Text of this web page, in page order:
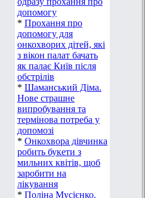
допомогу
* Прохання про
допомогу для
онкохворих дітей, які
з вікон палат бачать
як палає Київ після
обстрілів
* Шаманський Діма.
Нове страшне
випробування та
термінова потреба у
допомозі
* Онкохвора дівчинка
робить букети з
мильних квітів, щоб
заробити на
лікування
* Поліна Мусієнко.